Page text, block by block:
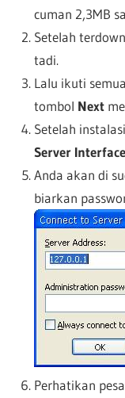
cuman 2,3MB
Setelah
tadi.
Lalu ikuti
tombol Next
Setelah
Server Interface
Anda akan di
biarkan
Perhatikan